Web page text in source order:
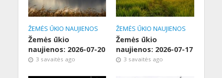
ŽEMĖS ŪKIO NAUJIENOS
Žemės ūkio
naujienos: 2026-07-20
3 savaitės ago
ŽEMĖS ŪKIO NAUJIENOS
Žemės ūkio
naujienos: 2026-07-17
3 savaitės ago